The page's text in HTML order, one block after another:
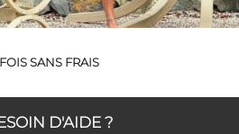
SANS FRAIS
D'AIDE ?